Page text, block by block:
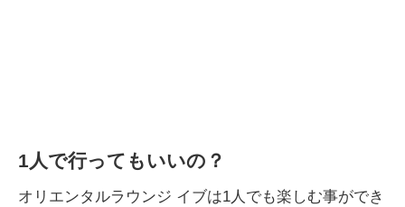
1人で行ってもいいの？
オリエンタルラウンジ イブは1人でも楽しむ事ができ